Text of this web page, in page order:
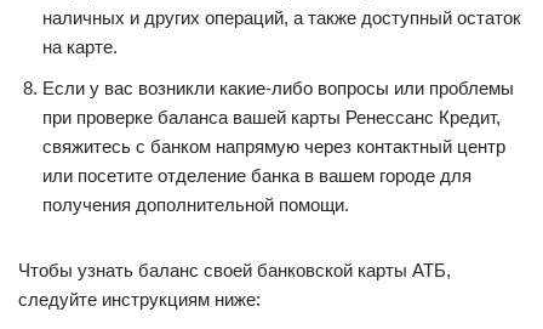
наличных и других операций, а также доступный остаток
на карте.
Если у вас возникли какие-либо вопросы или проблемы
при проверке баланса вашей карты Ренессанс Кредит,
свяжитесь с банком напрямую через контактный центр
или посетите отделение банка в вашем городе для
получения дополнительной помощи.
Чтобы узнать баланс своей банковской карты АТБ,
следуйте инструкциям ниже: